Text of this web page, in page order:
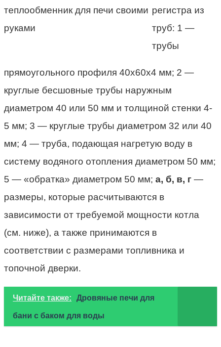
регистра из
труб: 1 —
трубы
прямоугольного профиля 40х60х4 мм; 2 —
круглые бесшовные трубы наружным
диаметром 40 или 50 мм и толщиной стенки 4-
5 мм; 3 — круглые трубы диаметром 32 или 40
мм; 4 — труба, подающая нагретую воду в
систему водяного отопления диаметром 50 мм;
5 — «обратка» диаметром 50 мм; а, б, в, г —
размеры, которые расчитываются в
зависимости от требуемой мощности котла
(см. ниже), а также принимаются в
соответствии с размерами топливника и
топочной дверки.
Читайте также: Дровяные печи для
бани с баком для воды